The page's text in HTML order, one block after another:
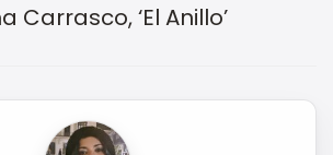
Carrasco, ‘El Anillo’